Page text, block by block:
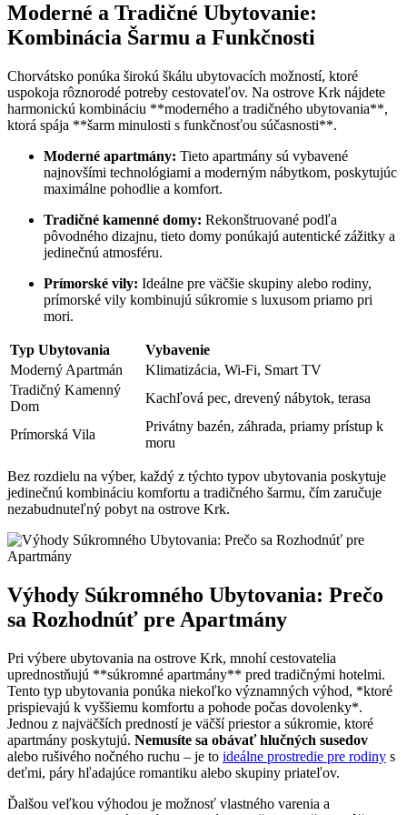
Moderné a Tradičné Ubytovanie:
Kombinácia Šarmu a Funkčnosti
Chorvátsko ponúka širokú škálu ubytovacích možností, ktoré
uspokoja rôznorodé potreby cestovateľov. Na ostrove Krk nájdete
harmonickú kombináciu **moderného a tradičného ubytovania**,
ktorá spája **šarm minulosti s funkčnosťou súčasnosti**.
Moderné apartmány: Tieto apartmány sú vybavené
najnovšími technológiami a moderným nábytkom, poskytujúc
maximálne pohodlie a komfort.
Tradičné kamenné domy: Rekonštruované podľa
pôvodného dizajnu, tieto domy ponúkajú autentické zážitky a
jedinečnú atmosféru.
Prímorské vily: Ideálne pre väčšie skupiny alebo rodiny,
prímorské vily kombinujú súkromie s luxusom priamo pri
mori.
Typ Ubytovania
Vybavenie
Moderný Apartmán
Klimatizácia, Wi-Fi, Smart TV
Tradičný Kamenný
Dom
Kachľová pec, drevený nábytok, terasa
Prímorská Vila
Privátny bazén, záhrada, priamy prístup k
moru
Bez rozdielu na výber, každý z týchto typov ubytovania poskytuje
jedinečnú kombináciu komfortu a tradičného šarmu, čím zaručuje
nezabudnuteľný pobyt na ostrove Krk.
Výhody Súkromného Ubytovania: Prečo
sa Rozhodnúť pre Apartmány
Pri výbere ubytovania na ostrove Krk, mnohí cestovatelia
uprednostňujú **súkromné apartmány** pred tradičnými hotelmi.
Tento typ ubytovania ponúka niekoľko významných výhod, *ktoré
prispievajú k vyššiemu komfortu a pohode počas dovolenky*.
Jednou z najväčších predností je väčší priestor a súkromie, ktoré
apartmány poskytujú. Nemusíte sa obávať hlučných susedov
alebo rušivého nočného ruchu – je to ideálne prostredie pre rodiny s
deťmi, páry hľadajúce romantiku alebo skupiny priateľov.
Ďalšou veľkou výhodou je možnosť vlastného varenia a